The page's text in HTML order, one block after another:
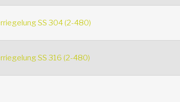
SS 304 (2-480)
SS 316 (2-480)